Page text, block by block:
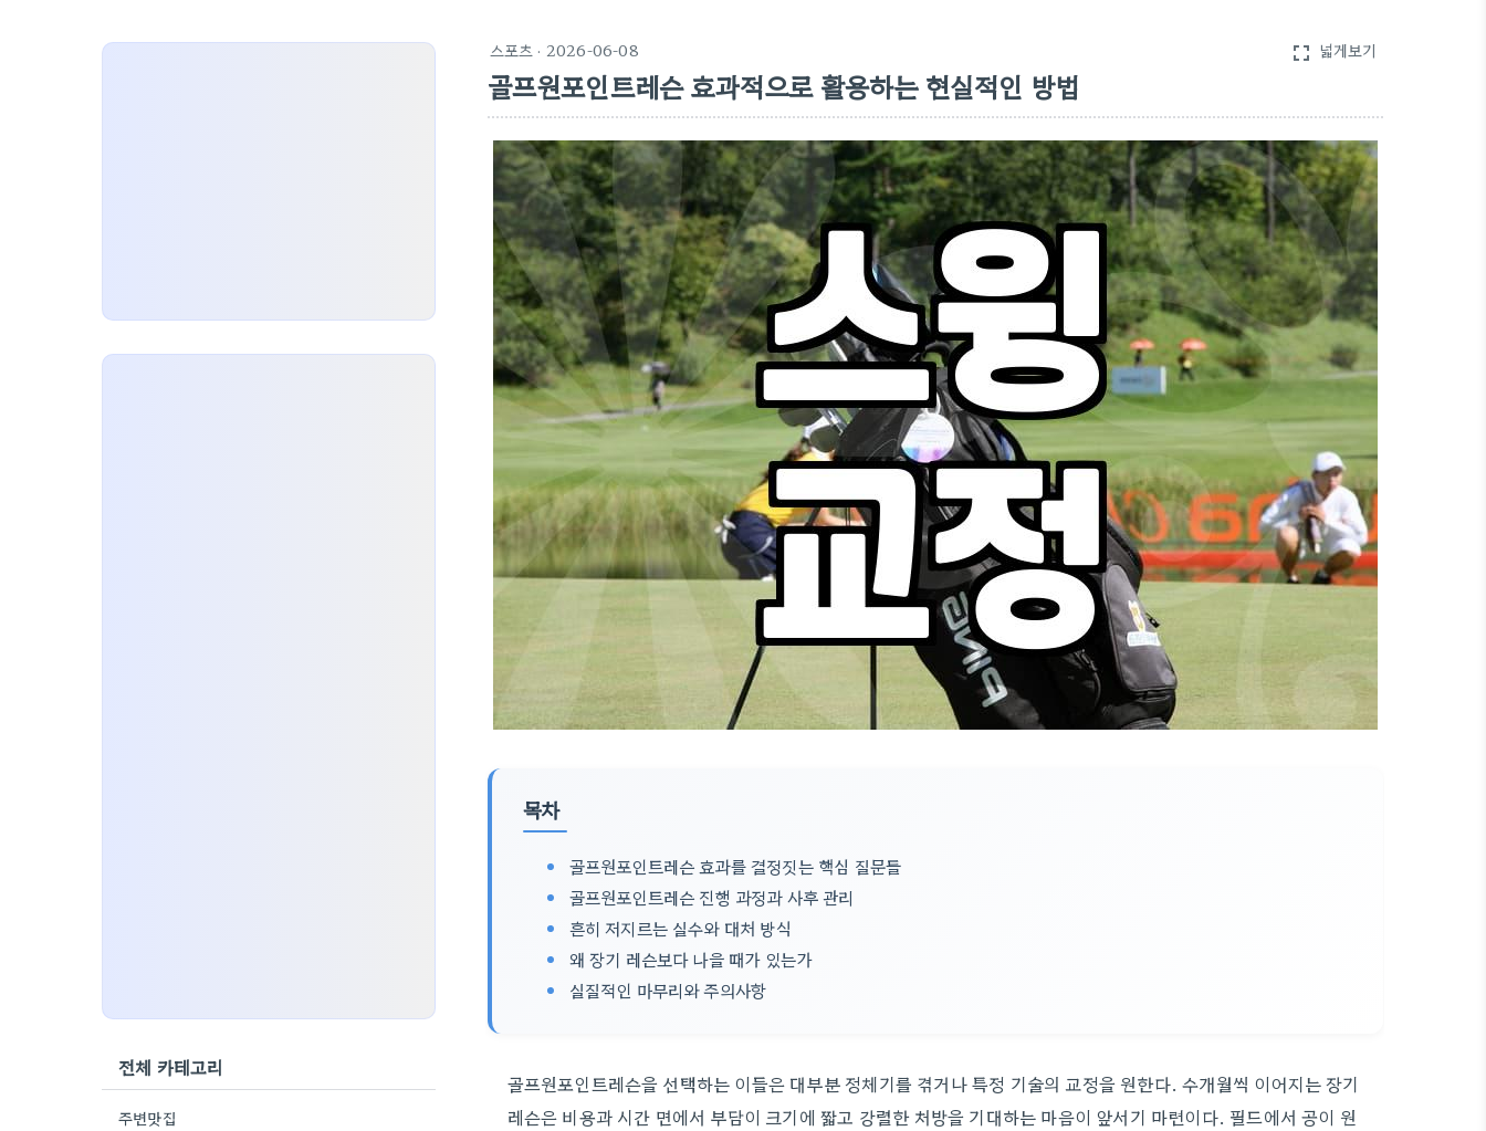
스포츠 · 2026-06-08 fullscreen 넓게보기
골프원포인트레슨 효과적으로 활용하는 현실적인 방법
목차
골프원포인트레슨 효과를 결정짓는 핵심 질문들
골프원포인트레슨 진행 과정과 사후 관리
흔히 저지르는 실수와 대처 방식
왜 장기 레슨보다 나을 때가 있는가
실질적인 마무리와 주의사항
골프원포인트레슨을 선택하는 이들은 대부분 정체기를 겪거나 특정 기술의 교정을 원한다. 수개월씩 이어지는 장기
레슨은 비용과 시간 면에서 부담이 크기에 짧고 강렬한 처방을 기대하는 마음이 앞서기 마련이다. 필드에서 공이 원
전체 카테고리
주변맛집